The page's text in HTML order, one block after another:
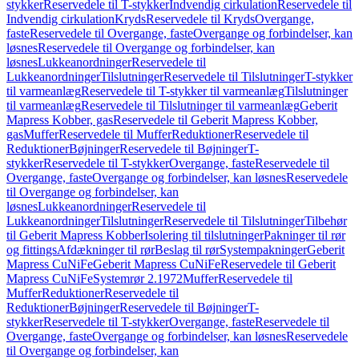
stykkerReservedele til T-stykkerIndvendig cirkulationReservedele til
Indvendig cirkulationKrydsReservedele til KrydsOvergange,
fasteReservedele til Overgange, fasteOvergange og forbindelser, kan
løsnesReservedele til Overgange og forbindelser, kan
løsnesLukkeanordningerReservedele til
LukkeanordningerTilslutningerReservedele til TilslutningerT-stykker
til varmeanlægReservedele til T-stykker til varmeanlægTilslutninger
til varmeanlægReservedele til Tilslutninger til varmeanlægGeberit
Mapress Kobber, gasReservedele til Geberit Mapress Kobber,
gasMufferReservedele til MufferReduktionerReservedele til
ReduktionerBøjningerReservedele til BøjningerT-
stykkerReservedele til T-stykkerOvergange, fasteReservedele til
Overgange, fasteOvergange og forbindelser, kan løsnesReservedele
til Overgange og forbindelser, kan
løsnesLukkeanordningerReservedele til
LukkeanordningerTilslutningerReservedele til TilslutningerTilbehør
til Geberit Mapress KobberIsolering til tilslutningerPakninger til rør
og fittingsAfdækninger til rørBeslag til rørSystempakningerGeberit
Mapress CuNiFeGeberit Mapress CuNiFeReservedele til Geberit
Mapress CuNiFeSystemrør 2.1972MufferReservedele til
MufferReduktionerReservedele til
ReduktionerBøjningerReservedele til BøjningerT-
stykkerReservedele til T-stykkerOvergange, fasteReservedele til
Overgange, fasteOvergange og forbindelser, kan løsnesReservedele
til Overgange og forbindelser, kan